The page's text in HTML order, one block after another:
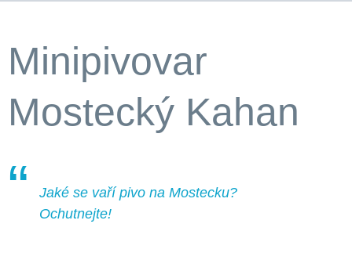
Minipivovar
Mostecký Kahan
Jaké se vaří pivo na Mostecku?
Ochutnejte!